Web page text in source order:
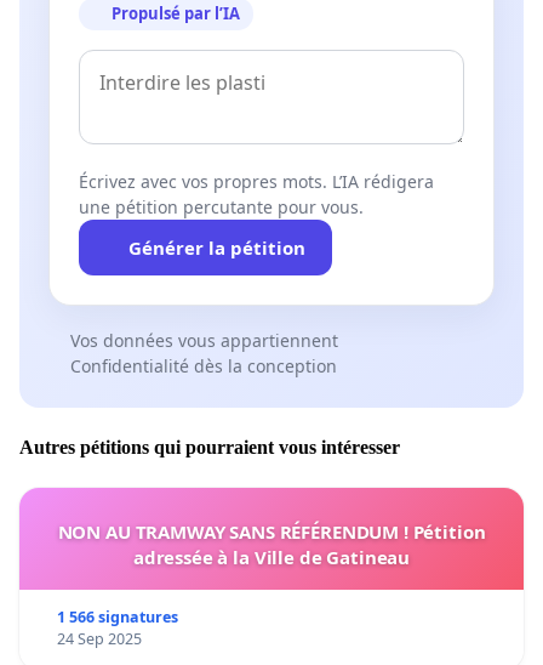
Propulsé par l’IA
Écrivez avec vos propres mots. L’IA rédigera
une pétition percutante pour vous.
Générer la pétition
Vos données vous appartiennent
Confidentialité dès la conception
Autres pétitions qui pourraient vous intéresser
NON AU TRAMWAY SANS RÉFÉRENDUM ! Pétition
adressée à la Ville de Gatineau
1 566 signatures
24 Sep 2025